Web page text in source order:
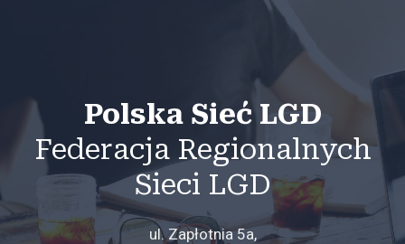
Polska Sieć LGD
Federacja Regionalnych
Sieci LGD
ul. Zapłotnia 5a,